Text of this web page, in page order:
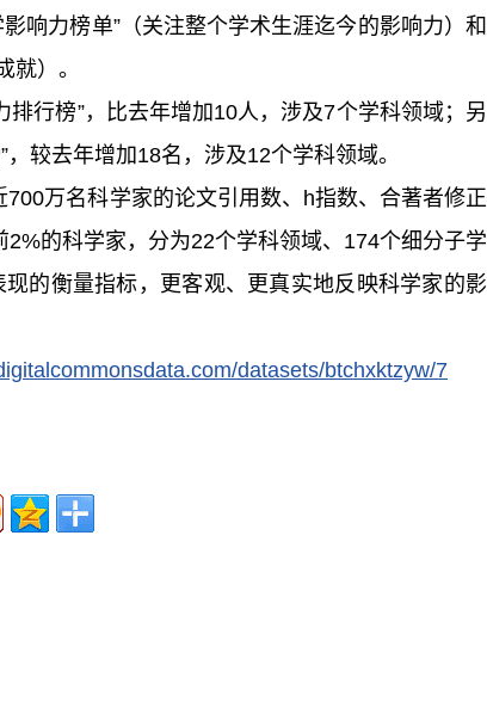
响力榜单”（关注整个学术生涯迄今的影响力）和
就）。
排行榜”，比去年增加10人，涉及7个学科领域；另
较去年增加18名，涉及12个学科领域。
万名科学家的论文引用数、h指数、合著者修正
的科学家，分为22个学科领域、174个细分子学
的衡量指标，更客观、更真实地反映科学家的影
datasets/btchxktzyw/7